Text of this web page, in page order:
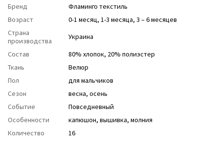
Бренд
Фламинго текстиль
Возраст
0-1 месяц, 1-3 месяца, 3 – 6 месяцев
Страна
производства
Украина
Состав
80% хлопок, 20% полиэстер
Ткань
Велюр
Пол
для мальчиков
Сезон
весна, осень
Событие
Повседневный
Особенности
капюшон, вышивка, молния
Количество
16